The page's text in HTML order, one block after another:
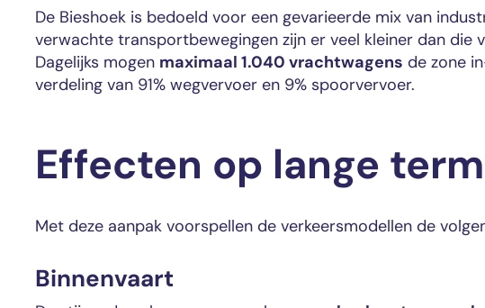
De Bieshoek is bedoeld voor een gevarieerde mix van
verwachte transportbewegingen zijn er veel kleiner dan die
Dagelijks mogen maximaal 1.040 vrachtwagens de zone
verdeling van 91% wegvervoer en 9% spoorvervoer.
Effecten op lange
Met deze aanpak voorspellen de verkeersmodellen de
Binnenvaart